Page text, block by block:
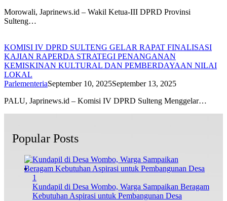
Morowali, Japrinews.id – Wakil Ketua-III DPRD Provinsi
Sulteng…
KOMISI IV DPRD SULTENG GELAR RAPAT FINALISASI
KAJIAN RAPERDA STRATEGI PENANGANAN
KEMISKINAN KULTURAL DAN PEMBERDAYAAN NILAI
LOKAL
ParlementeriaSeptember 10, 2025September 13, 2025
PALU, Japrinews.id – Komisi IV DPRD Sulteng Menggelar…
Popular Posts
1
Kundapil di Desa Wombo, Warga Sampaikan Beragam
Kebutuhan Aspirasi untuk Pembangunan Desa